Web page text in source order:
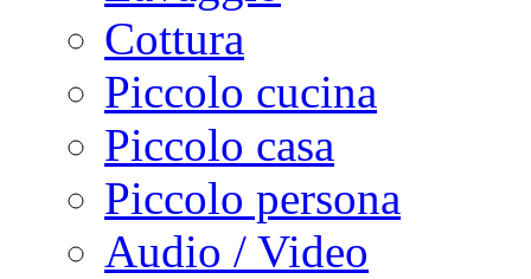
Cottura
Piccolo cucina
Piccolo casa
Piccolo persona
Audio / Video